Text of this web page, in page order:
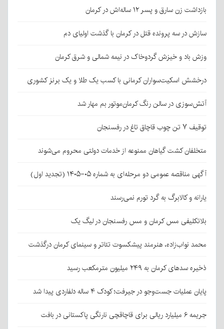
بازداشت زن سارق و پسر ۱۲ ساله‌اش در کرمان
سازش در سه پرونده قتل در کرمان با گذشت اولیای دم
وزش باد و خیزش گردوخاک در نیمه شمالی و شرق کرمان
درخشش اسکیت‌سواران کرمانی با کسب یک طلا و یک برنز کشوری
آتش‌سوزی در سالن رنگ کرمان‌موتور بم مهار شد
توقیف ۷ تن چوب قاچاق تاغ در رفسنجان
متخلفان کشت گیاهان ممنوعه از خدمات دولتی محروم می‌شوند
آگهی مناقصه عمومی دو مرحله‌ای به شماره ۰۵-۱۴۰۵ (تجدید اول)
یارانه و کالابرگ به گرد تورم نمی‌رسند
بلاتکلیفی مس کرمان و مس رفسنجان در لیگ یک
محمد نواب‌زاده، هنرمند پیشکسوت تئاتر و سینمای کرمان درگذشت
ذخیره سدهای کرمان به ۲۴۹ میلیون مترمکعب رسید
پایان عملیات جست‌وجو در جیرفت؛ کودک ۴ ساله دلفاردی پیدا شد
جریمه ۶ میلیارد ریالی برای قاچاقچی نارنگی پاکستانی در بافت